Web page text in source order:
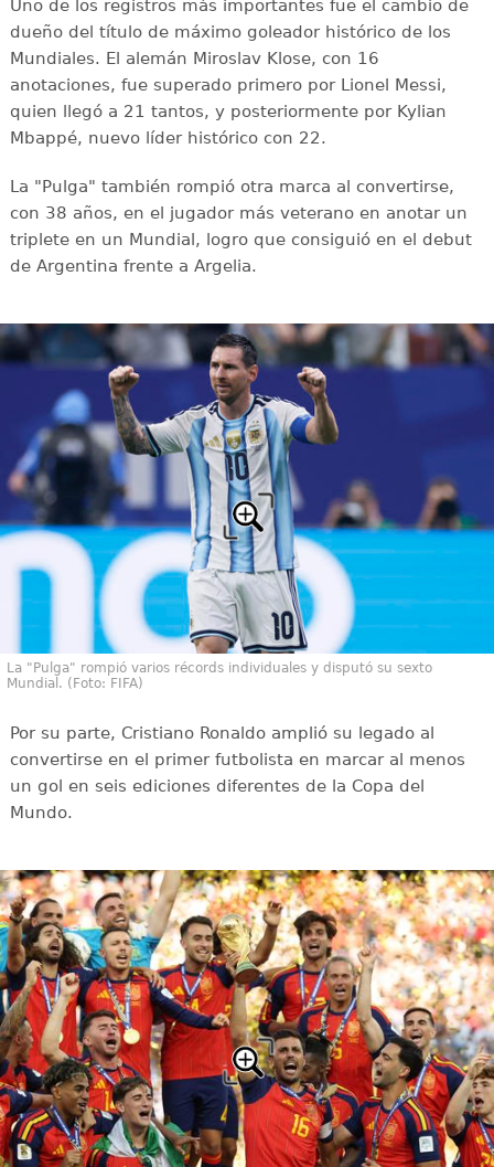
Uno de los registros más importantes fue el cambio de
dueño del título de máximo goleador histórico de los
Mundiales. El alemán Miroslav Klose, con 16
anotaciones, fue superado primero por Lionel Messi,
quien llegó a 21 tantos, y posteriormente por Kylian
Mbappé, nuevo líder histórico con 22.
La "Pulga" también rompió otra marca al convertirse,
con 38 años, en el jugador más veterano en anotar un
triplete en un Mundial, logro que consiguió en el debut
de Argentina frente a Argelia.
La "Pulga" rompió varios récords individuales y disputó su sexto
Mundial. (Foto: FIFA)
Por su parte, Cristiano Ronaldo amplió su legado al
convertirse en el primer futbolista en marcar al menos
un gol en seis ediciones diferentes de la Copa del
Mundo.